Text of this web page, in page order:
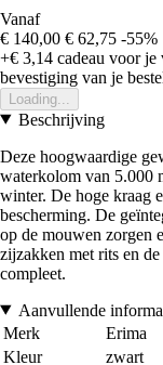
Vanaf
€ 140,00 € 62,75 -55%
+€ 3,14 cadeau voor je
bevestiging van je
Loading...
Beschrijving
Deze hoogwaardige
waterkolom van 5.000
winter. De hoge kraag
bescherming. De
op de mouwen zorgen
zijzakken met rits en
compleet.
Aanvullende
Merk
Erima
Kleur
zwart